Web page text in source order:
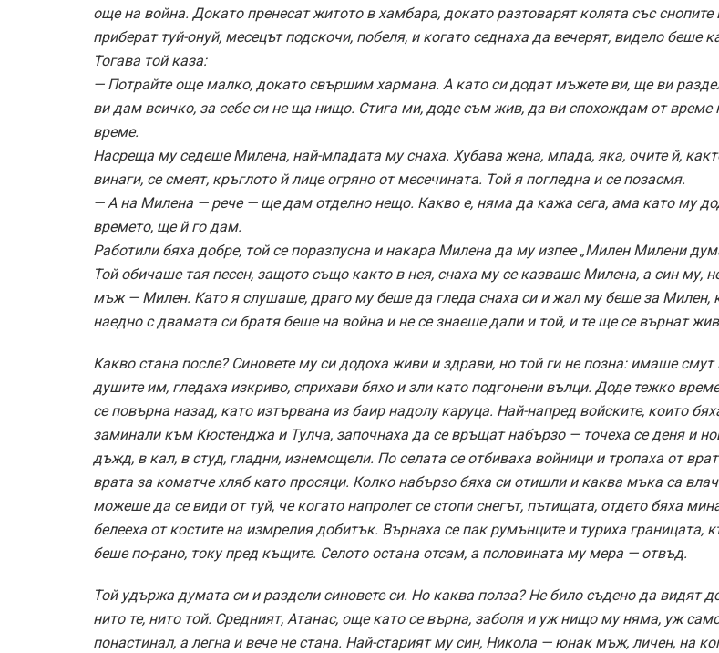
още на война. Докато пренесат житото в хамбара, докато разтоварят колята със снопите
приберат туй-онуй, месецът подскочи, побеля, и когато седнаха да вечерят, видело беше
Тогава той каза:
— Потрайте още малко, докато свършим хармана. А като си додат мъжете ви, ще ви
ви дам всичко, за себе си не ща нищо. Стига ми, доде съм жив, да ви спохождам от време
време.
Насреща му седеше Милена, най-младата му снаха. Хубава жена, млада, яка, очите й,
винаги, се смеят, кръглото й лице огряно от месечината. Той я погледна и се позасмя.
— А на Милена — рече — ще дам отделно нещо. Какво е, няма да кажа сега, ама като му
времето, ще й го дам.
Работили бяха добре, той се поразпусна и накара Милена да му изпее „Милен Милени
Той обичаше тая песен, защото също както в нея, снаха му се казваше Милена, а син му,
мъж — Милен. Като я слушаше, драго му беше да гледа снаха си и жал му беше за Милен,
наедно с двамата си братя беше на война и не се знаеше дали и той, и те ще се върнат
Какво стана после? Синовете му си додоха живи и здрави, но той ги не позна: имаше смут
душите им, гледаха изкриво, сприхави бяхо и зли като подгонени вълци. Доде тежко
се повърна назад, като изтървана из баир надолу каруца. Най-напред войските, които
заминали към Кюстенджа и Тулча, започнаха да се връщат набързо — точеха се деня и
дъжд, в кал, в студ, гладни, изнемощели. По селата се отбиваха войници и тропаха от
врата за коматче хляб като просяци. Колко набързо бяха си отишли и каква мъка са
можеше да се види от туй, че когато напролет се стопи снегът, пътищата, отдето бяха
белееха от костите на измрелия добитък. Върнаха се пак румънците и туриха границата,
беше по-рано, току пред къщите. Селото остана отсам, а половината му мера — отвъд.
Той удържа думата си и раздели синовете си. Но каква полза? Не било съдено да видят
нито те, нито той. Средният, Атанас, още като се върна, заболя и уж нищо му няма, уж
понастинал, а легна и вече не стана. Най-старият му син, Никола — юнак мъж, личен, на